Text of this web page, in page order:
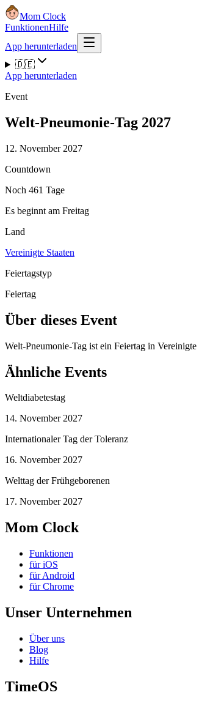
Mom Clock
FunktionenHilfe
App herunterladen
🇩🇪
App herunterladen
Event
Welt-Pneumonie-Tag 2027
12. November 2027
Countdown
Noch 461 Tage
Es beginnt am Freitag
Land
Vereinigte Staaten
Feiertagstyp
Feiertag
Über dieses Event
Welt-Pneumonie-Tag ist ein Feiertag in
Ähnliche Events
Weltdiabetestag
14. November 2027
Internationaler Tag der Toleranz
16. November 2027
Welttag der Frühgeborenen
17. November 2027
Mom Clock
Funktionen
für iOS
für Android
für Chrome
Unser Unternehmen
Über uns
Blog
Hilfe
TimeOS